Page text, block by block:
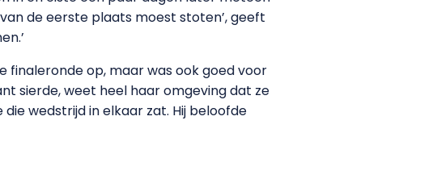
de eerste plaats moest stoten’, geeft
finaleronde op, maar was ook goed voor
sierde, weet heel haar omgeving dat ze
wedstrijd in elkaar zat. Hij beloofde